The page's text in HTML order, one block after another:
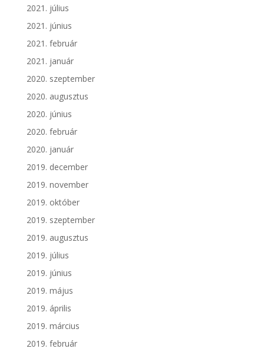
2021. július
2021. június
2021. február
2021. január
2020. szeptember
2020. augusztus
2020. június
2020. február
2020. január
2019. december
2019. november
2019. október
2019. szeptember
2019. augusztus
2019. július
2019. június
2019. május
2019. április
2019. március
2019. február